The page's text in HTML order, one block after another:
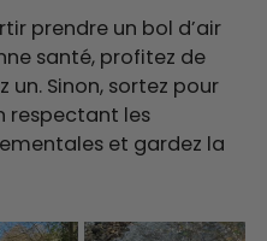
prendre un bol d’air
santé, profitez de
un. Sinon, sortez pour
respectant les
et gardez la